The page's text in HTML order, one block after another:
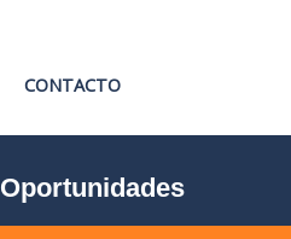
CONTACTO
Oportunidades